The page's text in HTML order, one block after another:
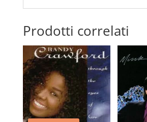
Prodotti correlati